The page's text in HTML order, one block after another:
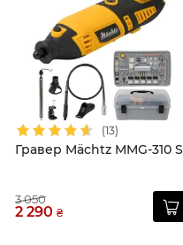
(13)
Гравер Mächtz MMG-310 S
3 050
2 290 ₴